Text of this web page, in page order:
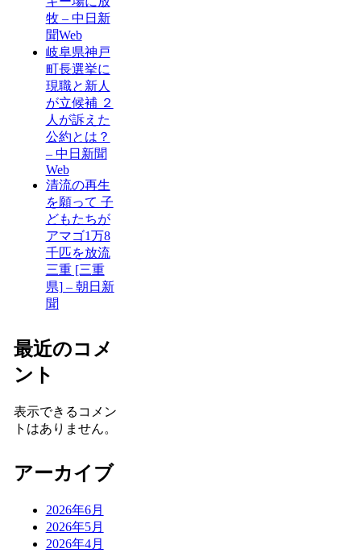
牧 – 中日新
聞Web
岐阜県神戸
町長選挙に
現職と新人
が立候補 ２
人が訴えた
公約とは？
– 中日新聞
Web
清流の再生
を願って 子
どもたちが
アマゴ1万8
千匹を放流
三重 [三重
県] – 朝日新
聞
最近のコメ
ント
表示できるコメン
トはありません。
アーカイブ
2026年6月
2026年5月
2026年4月